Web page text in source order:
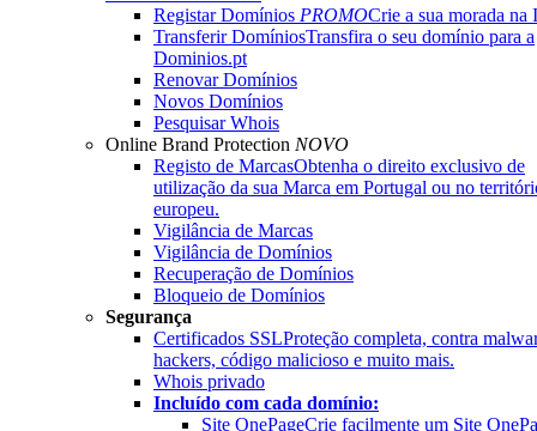
Registar Domínios PROMOCrie a sua morada na
Transferir DomíniosTransfira o seu domínio para a
Dominios.pt
Renovar Domínios
Novos Domínios
Pesquisar Whois
Online Brand Protection NOVO
Registo de MarcasObtenha o direito exclusivo de
utilização da sua Marca em Portugal ou no
europeu.
Vigilância de Marcas
Vigilância de Domínios
Recuperação de Domínios
Bloqueio de Domínios
Segurança
Certificados SSLProteção completa, contra
hackers, código malicioso e muito mais.
Whois privado
Incluído com cada domínio:
Site OnePageCrie facilmente um Site